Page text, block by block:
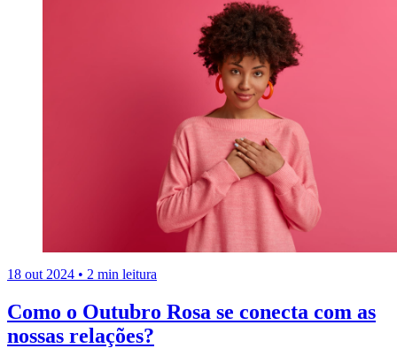
18 out 2024 • 2 min leitura
Como o Outubro Rosa se conecta com as
nossas relações?